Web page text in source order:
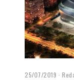
25/07/2019